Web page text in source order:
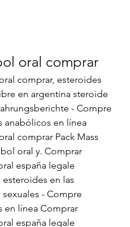
oral comprar
comprar, esteroides
en argentina steroide
- Compre
anabólicos en línea
comprar Pack Mass
oral y. Comprar
españa legale
en las
- Compre
en línea Comprar
españa legale